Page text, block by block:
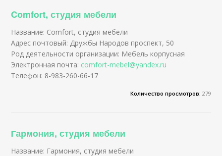
Comfort, студия мебели
Название: Comfort, студия мебели
Адрес почтовый: Дружбы Народов проспект, 50
Род деятельности организации: Мебель корпусная
Электронная почта: comfort-mebel@yandex.ru
Телефон: 8-983-260-66-17
Количество просмотров: 279
Гармония, студия мебели
Название: Гармония, студия мебели